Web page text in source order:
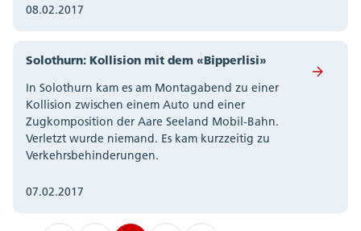
08.02.2017
Solothurn: Kollision mit dem «Bipperlisi»
In Solothurn kam es am Montagabend zu einer
Kollision zwischen einem Auto und einer
Zugkomposition der Aare Seeland Mobil-Bahn.
Verletzt wurde niemand. Es kam kurzzeitig zu
Verkehrsbehinderungen.
07.02.2017